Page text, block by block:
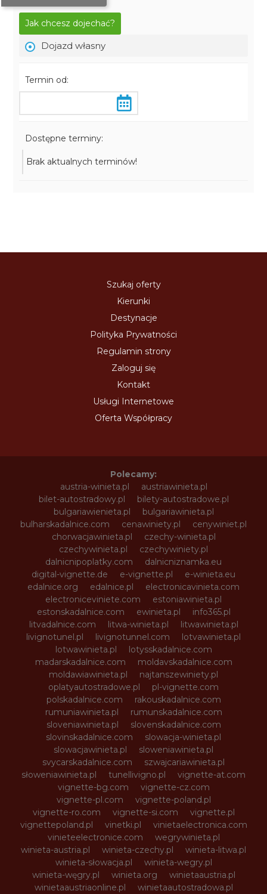
Jak chcesz dojechać?
Dojazd własny
Termin od:
Dostępne terminy:
Brak aktualnych terminów!
Szukaj oferty
Kierunki
Destynacje
Polityka Prywatności
Regulamin strony
Zaloguj się
Kontakt
Usługi Internetowe
Oferta Współpracy
Polecamy:
austria-winieta.pl
austriawinieta.pl
bilet-autostradowy.pl
bilety-autostradowe.pl
bulgariawienieta.pl
bulgariawinieta.pl
bulharskadalnice.com
cenawiniety.pl
cenywiniet.pl
chorwacjawinieta.pl
czechy-winieta.pl
czechywinieta.pl
czechywiniety.pl
dalnicnipoplatky.com
dalnicniznamka.eu
digital-vignette.de
e-vignette.pl
e-winieta.eu
edalnice.org
edalnice.pl
electronicavinieta.com
electroniceviniete.com
estoniawinieta.pl
estonskadalnice.com
ewinieta.pl
info365.pl
litvadalnice.com
litwa-winieta.pl
litwawinieta.pl
livignotunel.pl
livignotunnel.com
lotvawinieta.pl
lotwawinieta.pl
lotysskadalnice.com
madarskadalnice.com
moldavskadalnice.com
moldawiawinieta.pl
najtanszewiniety.pl
oplatyautostradowe.pl
pl-vignette.com
polskadalnice.com
rakouskadalnice.com
rumuniawinieta.pl
rumunskadalnice.com
sloveniawinieta.pl
slovenskadalnice.com
slovinskadalnice.com
slowacja-winieta.pl
slowacjawinieta.pl
sloweniawinieta.pl
svycarskadalnice.com
szwajcariawinieta.pl
słoweniawinieta.pl
tunellivigno.pl
vignette-at.com
vignette-bg.com
vignette-cz.com
vignette-pl.com
vignette-poland.pl
vignette-ro.com
vignette-si.com
vignette.pl
vignettepoland.pl
vinetki.pl
vinietaelectronica.com
vinieteelectronice.com
wegrywinieta.pl
winieta-austria.pl
winieta-czechy.pl
winieta-litwa.pl
winieta-słowacja.pl
winieta-wegry.pl
winieta-węgry.pl
winieta.org
winietaaustria.pl
winietaaustriaonline.pl
winietaautostradowa.pl